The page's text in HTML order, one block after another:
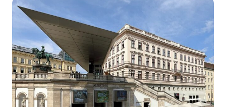
n
t
a
m
i
e
n
t